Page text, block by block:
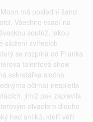
má poslední šanci
Všechno vsadí na
soutěž, jakou
složení zvířecích
se rozpíná od Franka
talentová show
sekretářka slečna
očima) nespletla
jimiž pak zaplavila
divadlem dlouho
had snílků, kteří věří